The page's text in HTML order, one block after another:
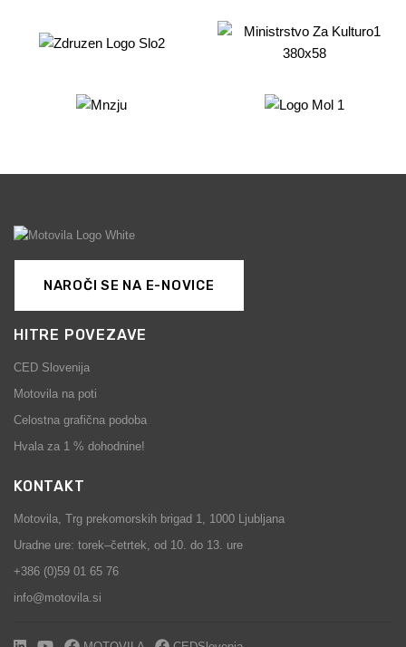
NAROČI SE NA E-NOVICE
HITRE POVEZAVE
CED Slovenija
Motovila na poti
Celostna grafična podoba
Hvala za 1 % dohodnine!
KONTAKT
Motovila, Trg prekomorskih brigad 1, 1000 Ljubljana
Uradne ure: torek–četrtek, od 10. do 13. ure
+386 (0)59 01 65 76
info@motovila.si